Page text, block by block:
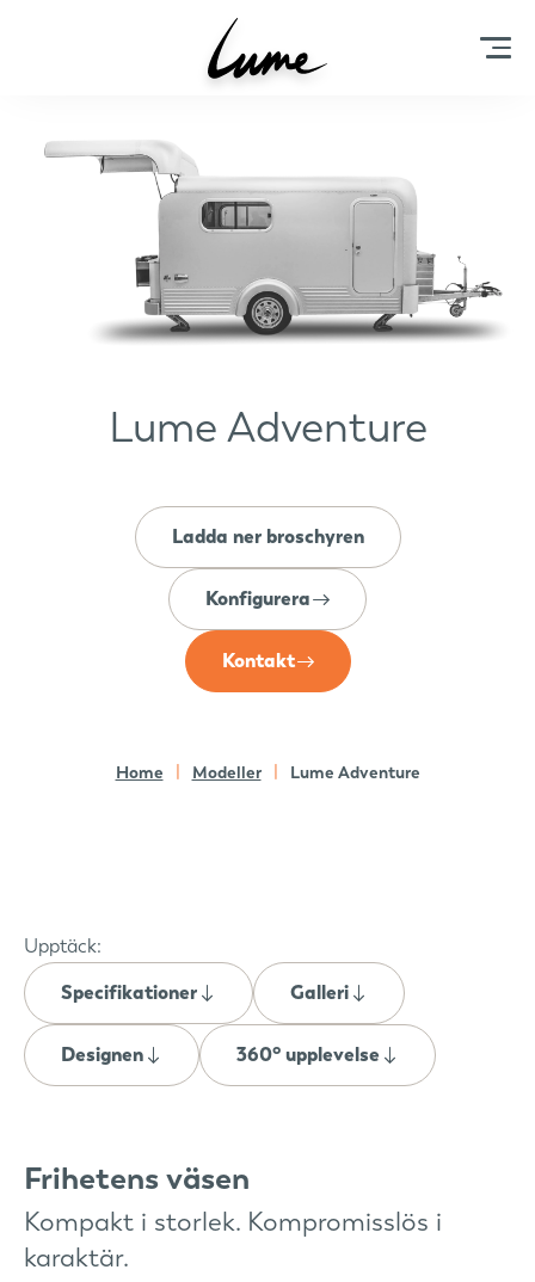
Home Modeller Lume Adventure
Lume Adventure
Ladda ner broschyren
Konfigurera
Kontakt
Upptäck:
Specifikationer
Galleri
Designen 360° upplevelse
Frihetens väsen
Kompakt i storlek. Kompromisslös i
karaktär.